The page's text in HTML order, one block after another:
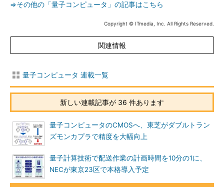
⇒その他の「量子コンピュータ」の記事はこちら
Copyright © ITmedia, Inc. All Rights Reserved.
関連情報
量子コンピュータ 連載一覧
新しい連載記事が 36 件あります
量子コンピュータのCMOSへ、東芝がダブルトラン
ズモンカプラで精度を大幅向上
量子計算技術で配送作業の計画時間を10分の1に、
NECが東京23区で本格導入予定